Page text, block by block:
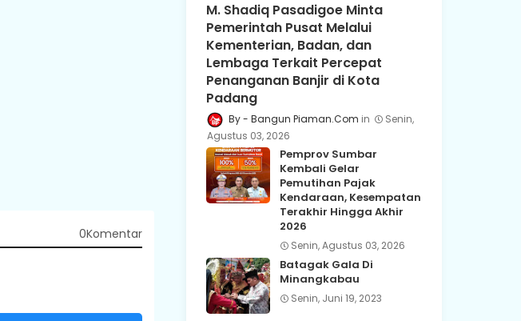
0Komentar
M. Shadiq Pasadigoe Minta
Pemerintah Pusat Melalui
Kementerian, Badan, dan
Lembaga Terkait Percepat
Penanganan Banjir di Kota
Padang
Bangun Piaman.Com
Senin,
Agustus 03, 2026
Pemprov Sumbar
Kembali Gelar
Pemutihan Pajak
Kendaraan, Kesempatan
Terakhir Hingga Akhir
2026
Senin, Agustus 03, 2026
Batagak Gala Di
Minangkabau
Senin, Juni 19, 2023